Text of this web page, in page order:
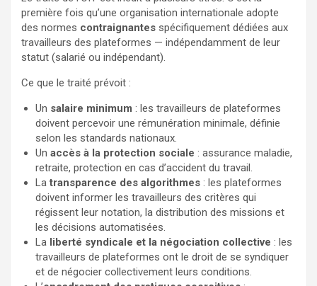
première fois qu’une organisation internationale adopte
des normes contraignantes spécifiquement dédiées aux
travailleurs des plateformes — indépendamment de leur
statut (salarié ou indépendant).
Ce que le traité prévoit :
Un salaire minimum : les travailleurs de plateformes
doivent percevoir une rémunération minimale, définie
selon les standards nationaux.
Un accès à la protection sociale : assurance maladie,
retraite, protection en cas d’accident du travail.
Latransparence des algorithmes : les plateformes
doivent informer les travailleurs des critères qui
régissent leur notation, la distribution des missions et
les décisions automatisées.
La liberté syndicale et la négociation collective : les
travailleurs de plateformes ont le droit de se syndiquer
et de négocier collectivement leurs conditions.